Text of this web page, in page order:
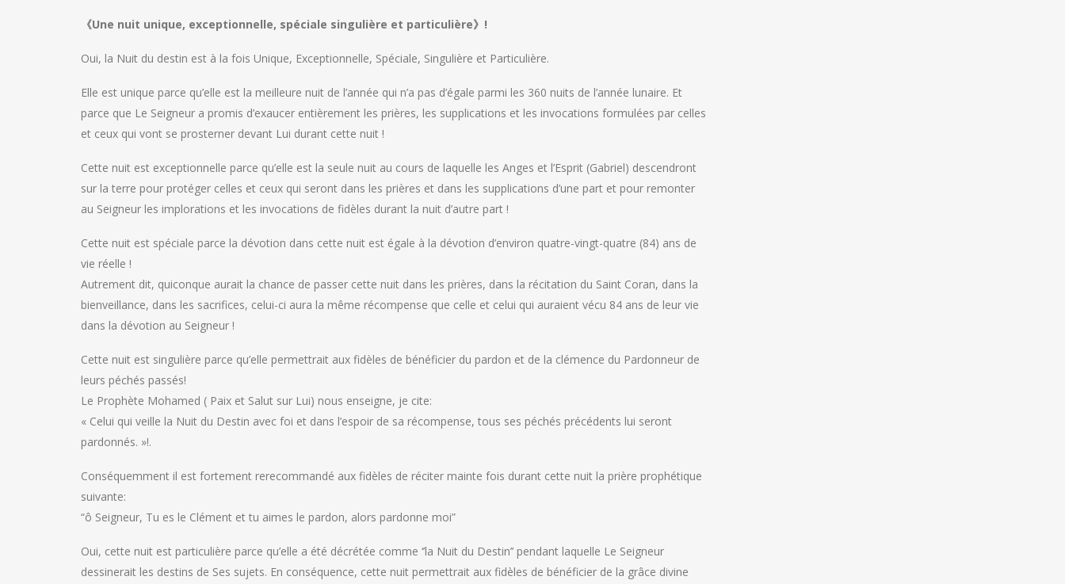
《Une nuit unique, exceptionnelle, spéciale singulière et particulière》!
Oui, la Nuit du destin est à la fois Unique, Exceptionnelle, Spéciale, Singulière et Particulière.
Elle est unique parce qu’elle est la meilleure nuit de l’année qui n’a pas d’égale parmi les 360 nuits de l’année lunaire. Et
parce que Le Seigneur a promis d’exaucer entièrement les prières, les supplications et les invocations formulées par celles
et ceux qui vont se prosterner devant Lui durant cette nuit !
Cette nuit est exceptionnelle parce qu’elle est la seule nuit au cours de laquelle les Anges et l’Esprit (Gabriel) descendront
sur la terre pour protéger celles et ceux qui seront dans les prières et dans les supplications d’une part et pour remonter
au Seigneur les implorations et les invocations de fidèles durant la nuit d’autre part !
Cette nuit est spéciale parce la dévotion dans cette nuit est égale à la dévotion d’environ quatre-vingt-quatre (84) ans de
vie réelle !
Autrement dit, quiconque aurait la chance de passer cette nuit dans les prières, dans la récitation du Saint Coran, dans la
bienveillance, dans les sacrifices, celui-ci aura la même récompense que celle et celui qui auraient vécu 84 ans de leur vie
dans la dévotion au Seigneur !
Cette nuit est singulière parce qu’elle permettrait aux fidèles de bénéficier du pardon et de la clémence du Pardonneur de
leurs péchés passés!
Le Prophète Mohamed ( Paix et Salut sur Lui) nous enseigne, je cite:
« Celui qui veille la Nuit du Destin avec foi et dans l’espoir de sa récompense, tous ses péchés précédents lui seront
pardonnés. »!.
Conséquemment il est fortement rerecommandé aux fidèles de réciter mainte fois durant cette nuit la prière prophétique
suivante:
“ô Seigneur, Tu es le Clément et tu aimes le pardon, alors pardonne moi”
Oui, cette nuit est particulière parce qu’elle a été décrétée comme ‘’la Nuit du Destin’’ pendant laquelle Le Seigneur
dessinerait les destins de Ses sujets. En conséquence, cette nuit permettrait aux fidèles de bénéficier de la grâce divine